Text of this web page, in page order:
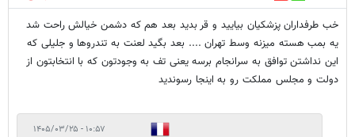
خب طرفداران پزشکیان بیایید و قر بدید بعد هم که دشمن خیالش راحت شد
یه بمب هسته میزنه وسط تهران .... بعد بگید لعنت به تندروها و جلیلی که
این نداشتن توافق به سرانجام برسه یعنی تف به وجودتون که با انتخابتون از
دولت و مجلس مملکت رو به اینجا رسوندید
۱۰:۵۷ - ۱۴۰۵/۰۳/۲۵